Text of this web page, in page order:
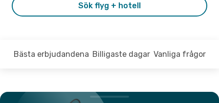
Sök flyg + hotell
Bästa erbjudandena Billigaste dagar Vanliga frågor